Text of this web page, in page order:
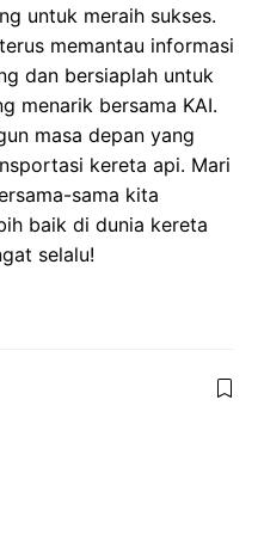
untuk meraih sukses.
memantau informasi
dan bersiaplah untuk
menarik bersama KAI.
masa depan yang
kereta api. Mari
sama kita
baik di dunia kereta
selalu!